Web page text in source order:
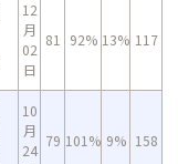
12
月
02
日
81 92% 13% 117
10
月
24
79 101% 9% 158